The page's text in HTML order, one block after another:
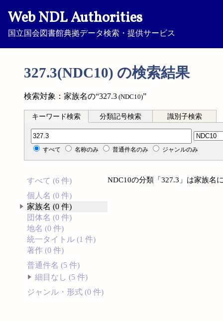
Web NDL Authorities
国立国会図書館典拠データ検索・提供サービス
327.3(NDC10) の検索結果
検索対象：家族名の“327.3 (NDC10)”
キーワード検索 分類記号検索 識別子検索
分類記号検索
すべて 名称のみ 普通件名のみ ジャンルのみ
すべて (6 件)
個人名 (0 件)
家族名 (0 件)
団体名 (0 件)
地名 (0 件)
統一タイトル (1 件)
著作 (0 件)
普通件名 (5 件)
細目なし (5 件)
ジャンル・形式 (0 件)
NDC10の分類「327.3」は家族名